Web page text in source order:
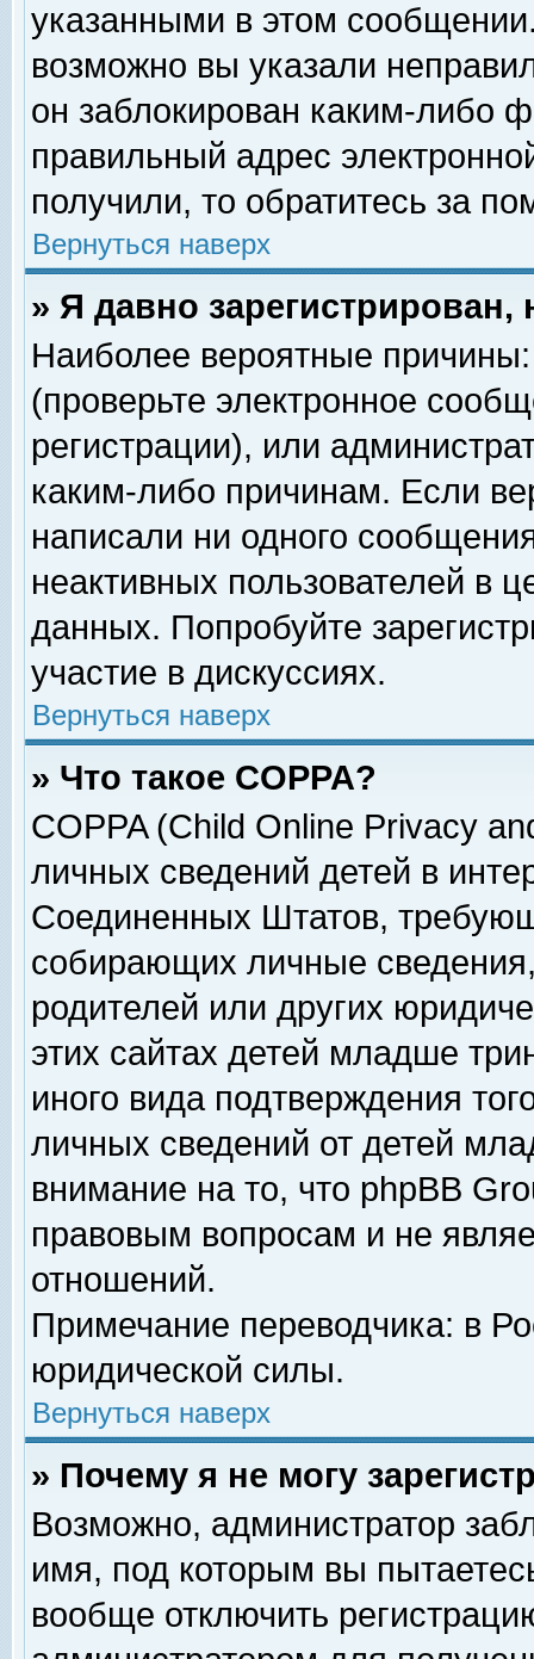
указанными в этом
возможно вы указали
он заблокирован каким-либо
правильный адрес
получили, то обратитесь за
Вернуться наверх
» Я давно
Наиболее вероятные
(проверьте электронное
регистрации), или
каким-либо причинам. Если
написали ни одного
неактивных пользователей в
данных. Попробуйте
участие в дискуссиях.
Вернуться наверх
» Что такое COPPA?
COPPA (Child Online Privacy
личных сведений детей в
Соединенных Штатов,
собирающих личные
родителей или других
этих сайтах детей младше
иного вида подтверждения
личных сведений от детей
внимание на то, что phpBB
правовым вопросам и не
отношений.
Примечание переводчика: в
юридической силы.
Вернуться наверх
» Почему я не могу
Возможно, администратор
имя, под которым вы
вообще отключить